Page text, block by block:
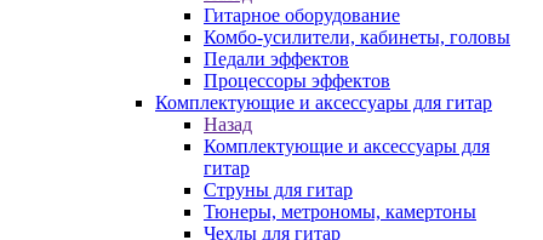
Гитарное оборудование
Комбо-усилители, кабинеты, головы
Педали эффектов
Процессоры эффектов
Комплектующие и аксессуары для гитар
Назад
Комплектующие и аксессуары для
гитар
Струны для гитар
Тюнеры, метрономы, камертоны
Чехлы для гитар